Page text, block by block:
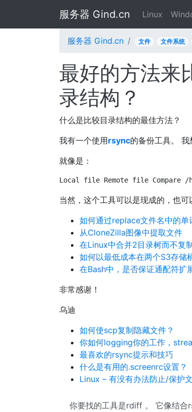
服务器 Gind.cn Linux
服务器 Gind.cn 文件 文件系统
最好的方法来
录结构？
什么是比较目录结构的最佳方法？
我有一个使用rsync的备份工具。
就像是：
Local file Remote file Compare
当然，这个工具可以是现成的，也可
如何通过replace文件名中的单
从CloneZilla图像中提取文件
在Linux中合​​并2目录树而不复
如何以最低成本在两个S3存储
在Bash中，是否保证通配符扩
非常感谢！
乌迪
如何使scp复制隐藏文件？
你如何logging你的工作，
最喜欢的rsync提示和技巧
什么是有用的.screenrc设置？
Linux – 有没有办法防止/保护
你要找的工具是rdiff 。 它像结